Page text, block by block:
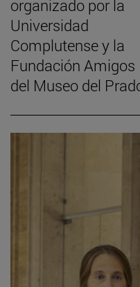
organizado por la
Universidad
Complutense y la
Fundación Amigos
del Museo del